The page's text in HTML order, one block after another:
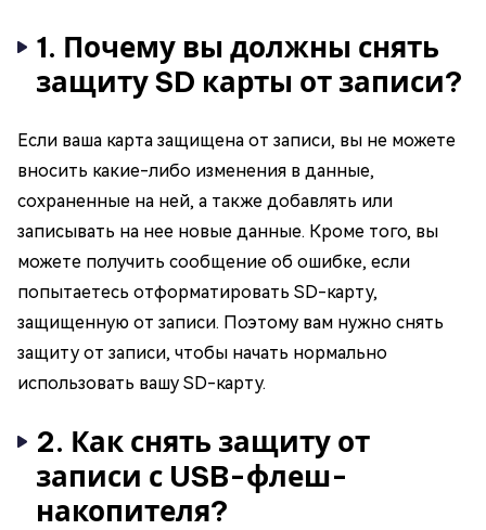
1. Почему вы должны снять
защиту SD карты от записи?
Если ваша карта защищена от записи, вы не можете
вносить какие-либо изменения в данные,
сохраненные на ней, а также добавлять или
записывать на нее новые данные. Кроме того, вы
можете получить сообщение об ошибке, если
попытаетесь отформатировать SD-карту,
защищенную от записи. Поэтому вам нужно снять
защиту от записи, чтобы начать нормально
использовать вашу SD-карту.
2. Как снять защиту от
записи с USB-флеш-
накопителя?